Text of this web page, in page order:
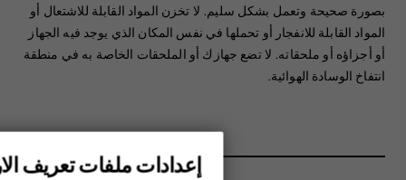
بصورة صحيحة وتعمل بشكل سليم. لا تخزن المواد القابلة للاشتعال أو
المواد القابلة للانفجار أو تحملها في نفس المكان الذي يوجد فيه الجهاز
أو أجزاؤه أو ملحقاته. ‏‫لا تضع جهازك أو الملحقات الخاصة به في منطقة
انتفاخ الوسادة الهوائية.‬
إعدادات ملفات تعريف